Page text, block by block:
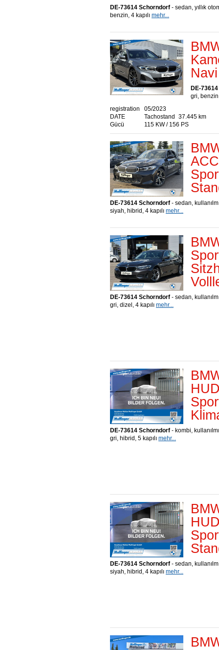
DE-73614 Schorndorf - sedan, yıllık
benzin, 4 kapılı mehr...
DE-
gri,
registration
DATE
05/2023
Tachostand
37.445 km
Gücü
115 KW / 156 PS
DE-73614 Schorndorf - sedan,
siyah, hibrid, 4 kapılı mehr...
DE-73614 Schorndorf - sedan,
gri, dizel, 4 kapılı mehr...
DE-73614 Schorndorf - kombi,
gri, hibrid, 5 kapılı mehr...
DE-73614 Schorndorf - sedan,
siyah, hibrid, 4 kapılı mehr...